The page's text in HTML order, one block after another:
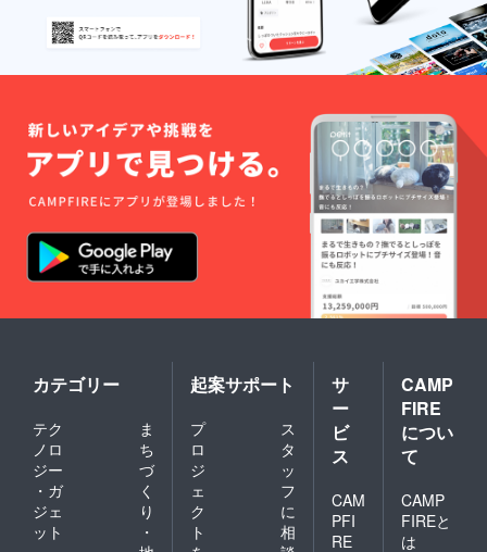
カテゴリー
テク
ノロ
ジー
・ガ
ジェ
ット
ま
ち
づ
く
り
・
起案サポート
プ
ロ
ジ
ェ
ク
ト
ス
タ
ッ
フ
に
相
サ
ー
ビ
ス
CAM
PFI
RE
CAMP
FIRE
につい
て
CAMP
FIREと
は